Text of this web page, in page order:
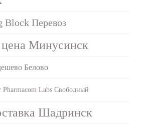
Block Перевоз
Минусинск
Белово
Pharmacom Labs Свободный
Шадринск